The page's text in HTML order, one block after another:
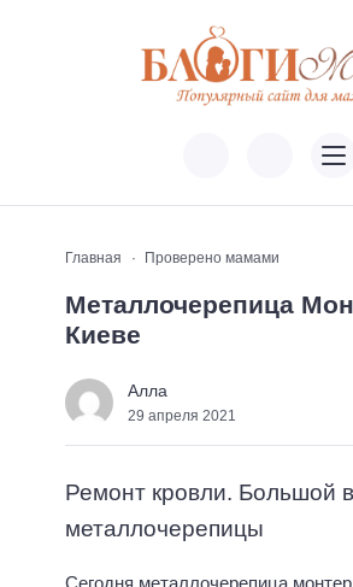
Главная Проверено мамами
Металлочерепица
Киеве
Алла
29 апреля 2021
Ремонт кровли. Большой
металлочерепицы